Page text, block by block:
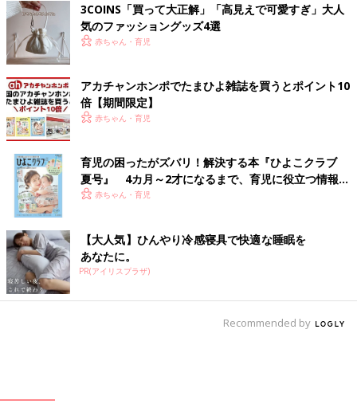
3COINS「買って大正解」「高見えで可愛すぎ」大人
気のファッショングッズ4選
赤ちゃん・育児
アカチャンホンポでたまひよ雑誌を買うとポイント10
倍【期間限定】
赤ちゃん・育児
育児の困ったがズバリ！解決する本『ひよこクラブ
夏号』 4カ月～2才になるまで、育児に役立つ情報が
いっぱい！
赤ちゃん・育児
【大人気】ひんやり冷感寝具で快適な睡眠を
あなたに。
PR(アイリスプラザ)
Recommended by